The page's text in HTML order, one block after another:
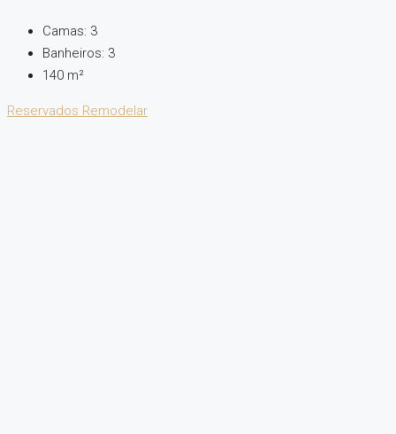
Camas: 3
Banheiros: 3
140 m²
Reservados Remodelar